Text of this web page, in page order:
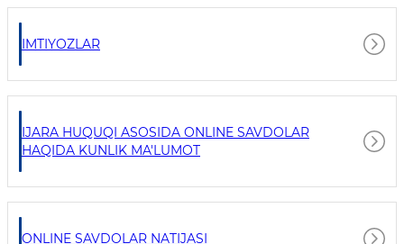
IMTIYOZLAR
IJARA HUQUQI ASOSIDA ONLINE SAVDOLAR
HAQIDA KUNLIK MA'LUMOT
ONLINE SAVDOLAR NATIJASI